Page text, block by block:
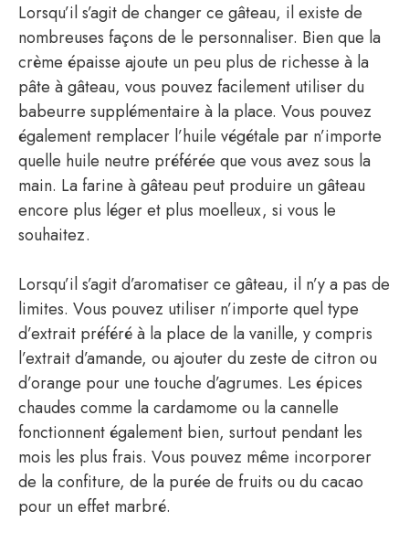
Lorsqu’il s’agit de changer ce gâteau, il existe de
nombreuses façons de le personnaliser. Bien que la
crème épaisse ajoute un peu plus de richesse à la
pâte à gâteau, vous pouvez facilement utiliser du
babeurre supplémentaire à la place. Vous pouvez
également remplacer l’huile végétale par n’importe
quelle huile neutre préférée que vous avez sous la
main. La farine à gâteau peut produire un gâteau
encore plus léger et plus moelleux, si vous le
souhaitez.
Lorsqu’il s’agit d’aromatiser ce gâteau, il n’y a pas de
limites. Vous pouvez utiliser n’importe quel type
d’extrait préféré à la place de la vanille, y compris
l’extrait d’amande, ou ajouter du zeste de citron ou
d’orange pour une touche d’agrumes. Les épices
chaudes comme la cardamome ou la cannelle
fonctionnent également bien, surtout pendant les
mois les plus frais. Vous pouvez même incorporer
de la confiture, de la purée de fruits ou du cacao
pour un effet marbré.